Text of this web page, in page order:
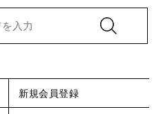
新規会員登録